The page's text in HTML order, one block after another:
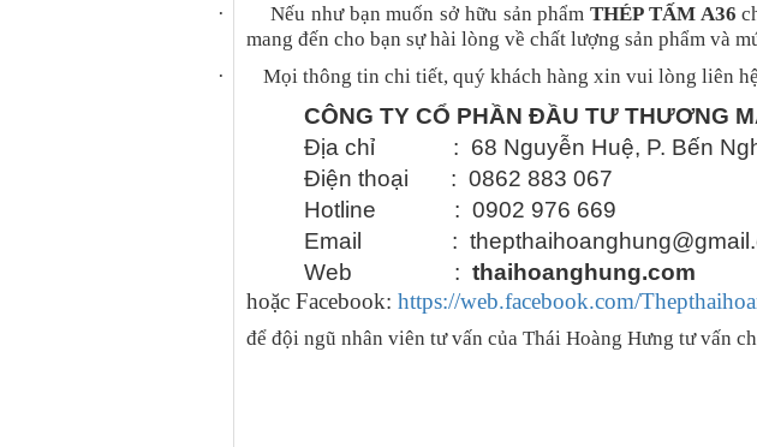
· Nếu như bạn muốn sở hữu sản phẩm THÉP TẤM A36
mang đến cho bạn sự hài lòng về chất lượng sản phẩm và
· Mọi thông tin chi tiết, quý khách hàng xin vui lòng liên
CÔNG TY CỔ PHẦN ĐẦU TƯ THƯƠNG
Địa chỉ : 68 Nguyễn Huệ, P. Bến
Điện thoại : 0862 883 067
Hotline : 0902 976 669
Email :
Web : thaihoanghung.com
hoặc Facebook: https://web.facebook.com/
để đội ngũ nhân viên tư vấn của Thái Hoàng Hưng tư vấn